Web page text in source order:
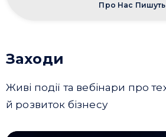
Про Нас Пишуть
Заходи
Живі події та вебінари про
й розвиток бізнесу